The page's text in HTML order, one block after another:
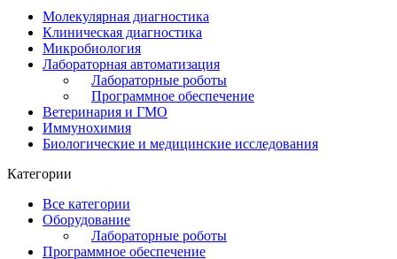
Молекулярная диагностика
Клиническая диагностика
Микробиология
Лабораторная автоматизация
Лабораторные роботы
Программное обеспечение
Ветеринария и ГМО
Иммунохимия
Биологические и медицинские исследования
Категории
Все категории
Оборудование
Лабораторные роботы
Программное обеспечение